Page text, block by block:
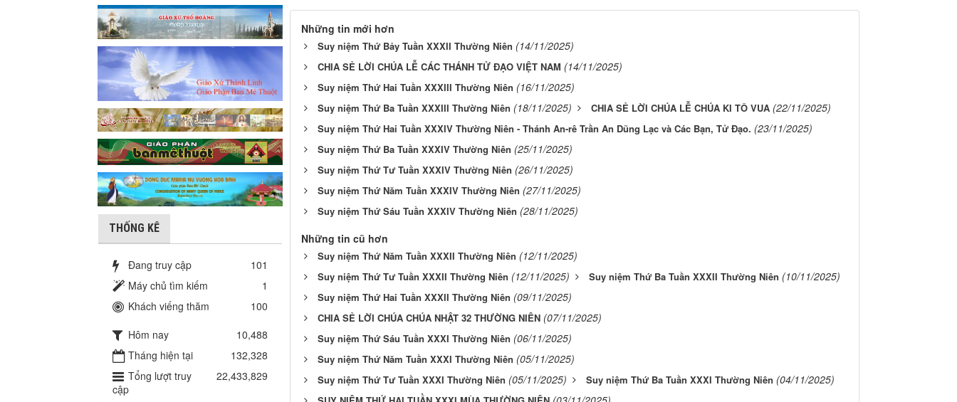
Những tin mới hơn
Suy niệm Thứ Bảy Tuần XXXII Thường Niên (14/11/2025)
CHIA SẺ LỜI CHÚA LỄ CÁC THÁNH TỬ ĐẠO VIỆT NAM (14/11/2025)
Suy niệm Thứ Hai Tuần XXXIII Thường Niên (16/11/2025)
Suy niệm Thứ Ba Tuần XXXIII Thường Niên (18/11/2025) CHIA SẺ LỜI CHÚA LỄ CHÚA KI TÔ VUA (22/11/2025)
Suy niệm Thứ Hai Tuần XXXIV Thường Niên - Thánh An-rê Trần An Dũng Lạc và Các Bạn, Tử Đạo. (23/11/2025)
Suy niệm Thứ Ba Tuần XXXIV Thường Niên (25/11/2025)
Suy niệm Thứ Tư Tuần XXXIV Thường Niên (26/11/2025)
Suy niệm Thứ Năm Tuần XXXIV Thường Niên (27/11/2025)
Suy niệm Thứ Sáu Tuần XXXIV Thường Niên (28/11/2025)
Những tin cũ hơn
Suy niệm Thứ Năm Tuần XXXII Thường Niên (12/11/2025)
Suy niệm Thứ Tư Tuần XXXII Thường Niên (12/11/2025) Suy niệm Thứ Ba Tuần XXXII Thường Niên (10/11/2025)
Suy niệm Thứ Hai Tuần XXXII Thường Niên (09/11/2025)
CHIA SẺ LỜI CHÚA CHÚA NHẬT 32 THƯỜNG NIÊN (07/11/2025)
Suy niệm Thứ Sáu Tuần XXXI Thường Niên (06/11/2025)
Suy niệm Thứ Năm Tuần XXXI Thường Niên (05/11/2025)
Suy niệm Thứ Tư Tuần XXXI Thường Niên (05/11/2025) Suy niệm Thứ Ba Tuần XXXI Thường Niên (04/11/2025)
THỐNG KÊ
Đang truy cập
101
Máy chủ tìm kiếm
1
Khách viếng thăm
100
Hôm nay
10,488
Tháng hiện tại
132,328
Tổng lượt truy
cập
22,433,829